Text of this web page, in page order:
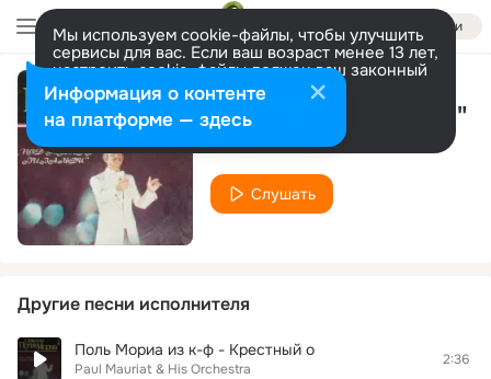
Войти
Мы используем cookie-файлы, чтобы улучшить
сервисы для вас. Если ваш возраст менее 13 лет,
настроить cookie-файлы должен ваш законный
представитель. Больше информации
Разрешить все Настроить
Танго "Кумпарсита"
Paul Mauriat & His Orchestra
Слушать
Другие песни исполнителя
Поль Мориа из к-ф - Крестный о
Paul Mauriat & His Orchestra
2:36
Информация о контенте
на платформе — здесь